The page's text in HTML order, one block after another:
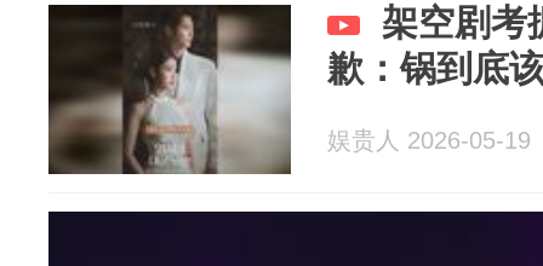
架空剧考
歉：锅到底
娱贵人 2026-05-19